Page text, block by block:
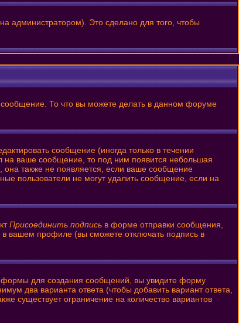
администратором). Это сделано для того, чтобы
сообщение. То что вы можете делать в данном форуме
сообщение (иногда только в течении
на ваше сообщение, то под ним появится небольшая
она также не появляется, если ваше сообщение
пользователи не могут удалить сообщение, если на
Присоединить подпись в форме отправки сообщения,
в вашем профиле (вы сможете отключать подпись в
формы для создания сообщений, вы увидите форму
два варианта ответа (чтобы добавить вариант ответа,
существует ограничение на количество вариантов